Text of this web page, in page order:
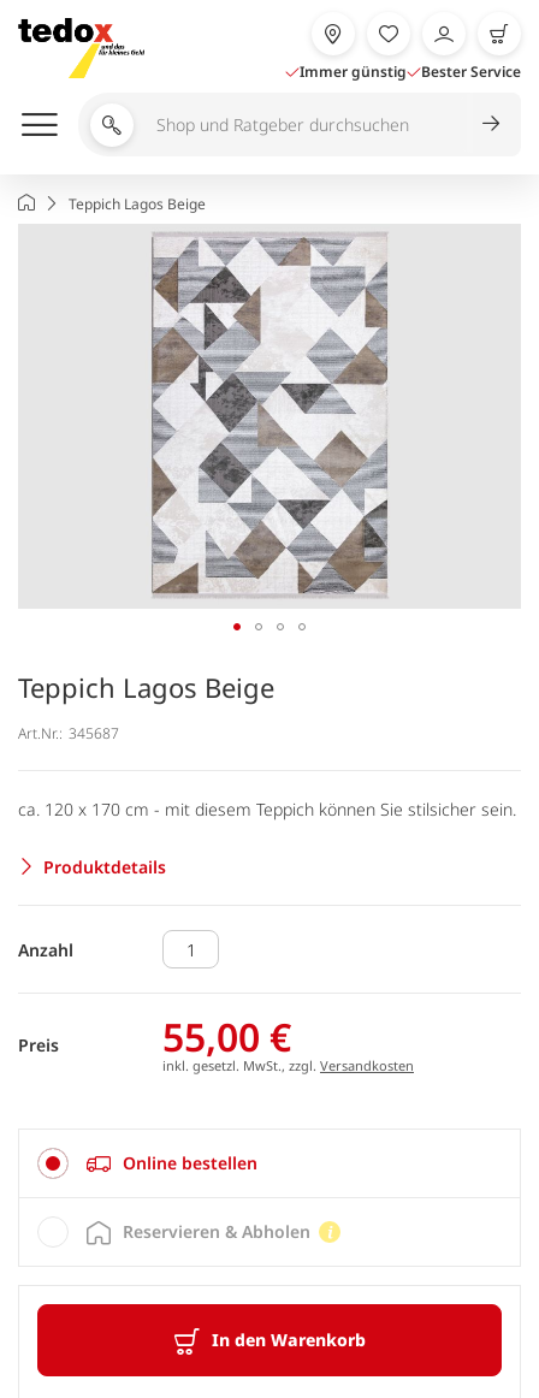
Inhalt
springen
Immer günstig Bester Service
Shop
durchsuchen
StartseiteTeppich Lagos Beige
Teppich Lagos Beige
Art.Nr.: 345687
ca. 120 x 170 cm - mit diesem Teppich können Sie stilsicher sein.
Produktdetails
Anzahl
Preis 55,00 €
inkl. gesetzl. MwSt., zzgl. Versandkosten
Online bestellen
In den Warenkorb
Reservieren & Abholen